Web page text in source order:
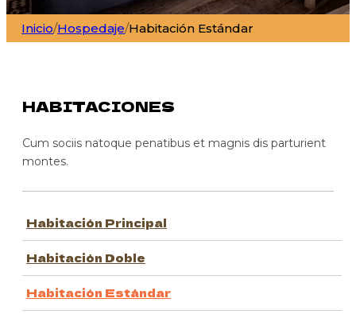
Inicio/Hospedaje/Habitación Estándar
HABITACIONES
Cum sociis natoque penatibus et magnis dis parturient
montes.
Habitación Principal
Habitación Doble
Habitación Estándar